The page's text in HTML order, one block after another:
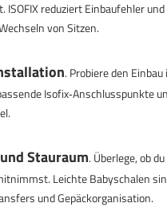
ISOFIX reduziert Einbaufehler
von Sitzen.
. Probiere den
Isofix‑Anschlusspunkte
Stauraum. Überlege, ob
Leichte Babyschalen
und Gepäckorganisation.